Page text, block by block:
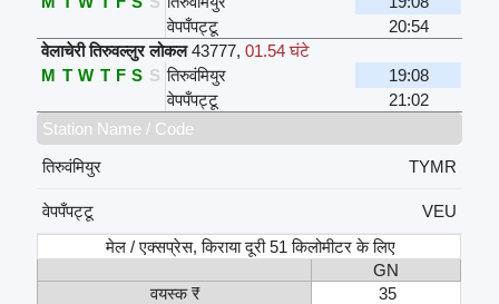
वेपपँपट्टू
20:54
वेलाचेरी तिरुवल्लुर लोकल 43777,01.54 घंटे
M T W T F S S तिरुवंमियुर
19:08
वेपपँपट्टू
21:02
Station Name / Code
तिरुवंमियुर
TYMR
वेपपँपट्टू
VEU
मेल / एक्सप्रेस, किराया दूरी 51 किलोमीटर के लिए
GN
वयस्क ₹
35